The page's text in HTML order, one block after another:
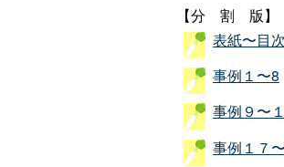
【分割 版】
表紙〜目
事例１〜8
事例９〜
事例１７